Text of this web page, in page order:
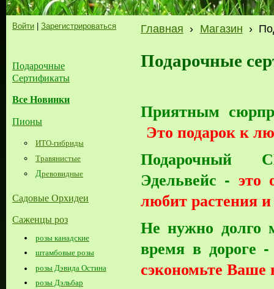
Войти Зарегистрироваться
Подарочные
Сертификаты
Все Новинки
Пионы
ИТО-гибриды
Травянистые
Древовидные
Садовые Орхидеи
Саженцы роз
розы канадские
штамбовые розы
розы Дэвида Остина
розы Дэльбар
Главная › Магазин ›
Подарочные
Приятным
Это подарок к
Подарочный
Эдельвейс - это
любит растения
Не нужно долго
время в дороге
сэкономьте Ваше